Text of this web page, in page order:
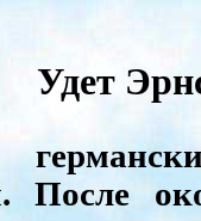
Удет
После